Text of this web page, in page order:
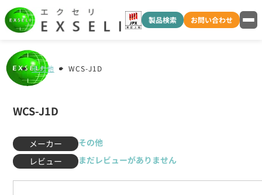
製品検索 お問い合わせ
その他 WCS-J1D
WCS-J1D
メーカー
その他
レビュー
まだレビューがありません